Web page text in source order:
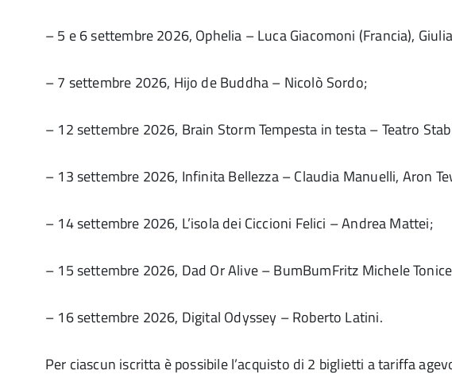
– 5 e 6 settembre 2026, Ophelia – Luca Giacomoni (Francia),
– 7 settembre 2026, Hijo de Buddha – Nicolò Sordo;
– 12 settembre 2026, Brain Storm Tempesta in testa – Teatro
– 13 settembre 2026, Infinita Bellezza – Claudia Manuelli, Aron
– 14 settembre 2026, L’isola dei Ciccioni Felici – Andrea Mattei;
– 15 settembre 2026, Dad Or Alive – BumBumFritz Michele
– 16 settembre 2026, Digital Odyssey – Roberto Latini.
Per ciascun iscritta è possibile l’acquisto di 2 biglietti a tariffa